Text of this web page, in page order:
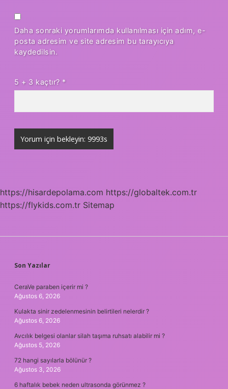
Daha sonraki yorumlarımda kullanılması için adım, e-
posta adresim ve site adresim bu tarayıcıya
kaydedilsin.
5 + 3 kaçtır? *
https://hisardepolama.com https://globaltek.com.tr
https://flykids.com.tr Sitemap
SIDEBAR
Son Yazılar
CeraVe paraben içerir mi ?
Ağustos 6, 2026
Kulakta sinir zedelenmesinin belirtileri nelerdir ?
Ağustos 6, 2026
Avcılık belgesi olanlar silah taşıma ruhsatı alabilir mi ?
Ağustos 5, 2026
72 hangi sayılarla bölünür ?
Ağustos 3, 2026
6 haftalık bebek neden ultrasonda görünmez ?